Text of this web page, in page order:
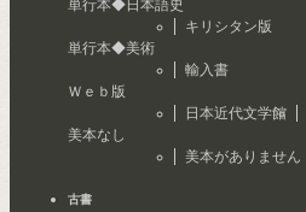
単行本◆日本語史
キリシタン版
単行本◆美術
輸入書
Ｗｅｂ版
日本近代文学館
美本なし
美本がありません
古書